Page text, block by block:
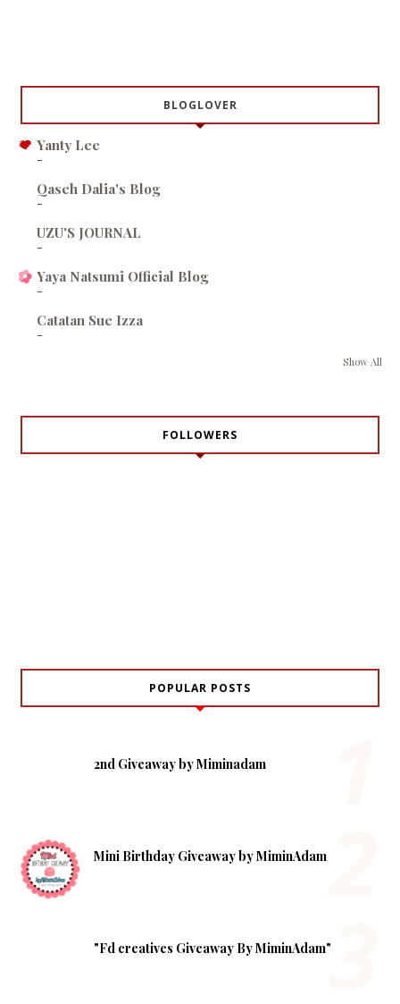
BLOGLOVER
Yanty Lee
-
Qaseh Dalia's Blog
-
UZU'S JOURNAL
-
Yaya Natsumi Official Blog
-
Catatan Sue Izza
-
Show All
FOLLOWERS
POPULAR POSTS
2nd Giveaway by Miminadam
Mini Birthday Giveaway by MiminAdam
"Fd creatives Giveaway By MiminAdam"